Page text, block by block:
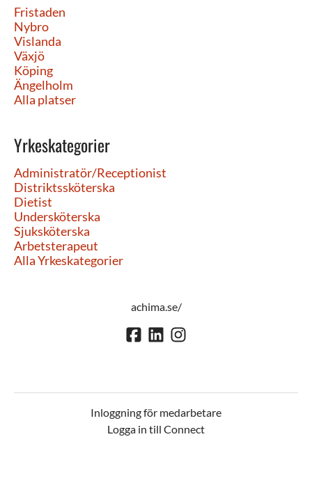
Fristaden
Nybro
Vislanda
Växjö
Köping
Ängelholm
Alla platser
Yrkeskategorier
Administratör/Receptionist
Distriktssköterska
Dietist
Undersköterska
Sjuksköterska
Arbetsterapeut
Alla Yrkeskategorier
achima.se/
Inloggning för medarbetare
Logga in till Connect